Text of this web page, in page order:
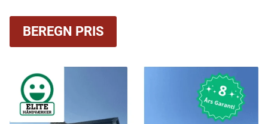
BEREGN PRIS